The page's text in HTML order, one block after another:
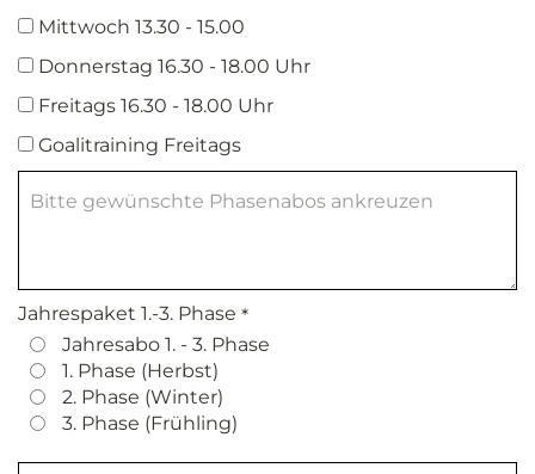
Mittwoch 13.30 - 15.00
Donnerstag 16.30 - 18.00 Uhr
Freitags 16.30 - 18.00 Uhr
Goalitraining Freitags
Bitte gewünschte Phasenabos ankreuzen
Jahrespaket 1.-3. Phase *
Jahresabo 1. - 3. Phase
1. Phase (Herbst)
2. Phase (Winter)
3. Phase (Frühling)